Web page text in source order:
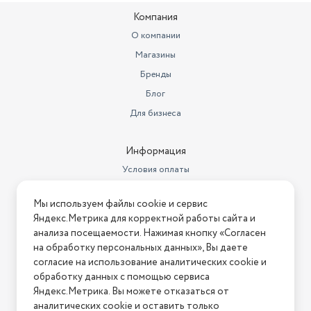
для бренди
триммер
Компания
О компании
Магазины
Бренды
Блог
Для бизнеса
Информация
Условия оплаты
Условия возврата
Нашли ошибку на сайте? Напишите нам
2026 © Интернет-магазин "АстМаркет". У нас есть всё!
Политика конфиденциальности
Мы используем файлы cookie и сервис
Яндекс.Метрика для корректной работы сайта и
анализа посещаемости. Нажимая кнопку «Согласен
на обработку персональных данных», Вы даете
согласие на использование аналитических cookie и
обработку данных с помощью сервиса
Яндекс.Метрика. Вы можете отказаться от
аналитических cookie и оставить только